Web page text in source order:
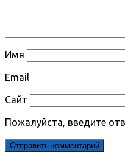
Имя
Email
Сайт
Пожалуйста, введите